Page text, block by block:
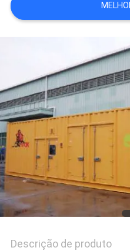
MAPA
PRIVACY
POLICY
Descrição de produto